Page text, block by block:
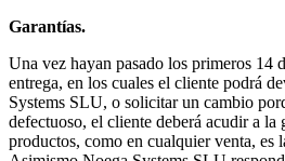
Garantías.
Una vez hayan pasado los primeros 14
entrega, en los cuales el cliente podrá
Systems SLU, o solicitar un cambio
defectuoso, el cliente deberá acudir a la
productos, como en cualquier venta, es